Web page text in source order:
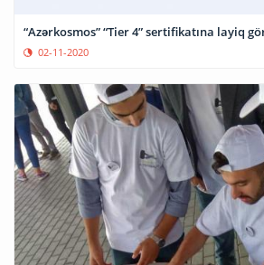
“Azərkosmos” “Tier 4” sertifikatına layiq
02-11-2020